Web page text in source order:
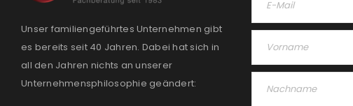
Unser familiengeführtes Unternehmen gibt
es bereits seit 40 Jahren. Dabei hat sich in
all den Jahren nichts an unserer
Unternehmensphilosophie geändert: